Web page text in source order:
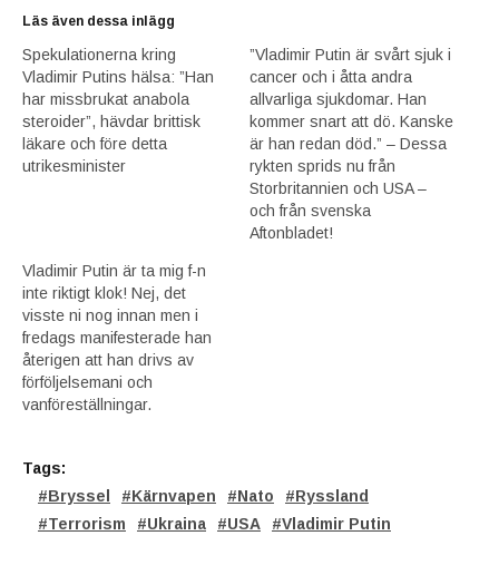
Läs även dessa inlägg
Spekulationerna kring
Vladimir Putins hälsa: ”Han
har missbrukat anabola
steroider”, hävdar brittisk
läkare och före detta
utrikesminister
”Vladimir Putin är svårt sjuk i
cancer och i åtta andra
allvarliga sjukdomar. Han
kommer snart att dö. Kanske
är han redan död.” – Dessa
rykten sprids nu från
Storbritannien och USA –
och från svenska
Aftonbladet!
Vladimir Putin är ta mig f-n
inte riktigt klok! Nej, det
visste ni nog innan men i
fredags manifesterade han
återigen att han drivs av
förföljelsemani och
vanföreställningar.
Tags:
Bryssel
Kärnvapen Nato
Ryssland
Terrorism
Ukraina USA Vladimir Putin